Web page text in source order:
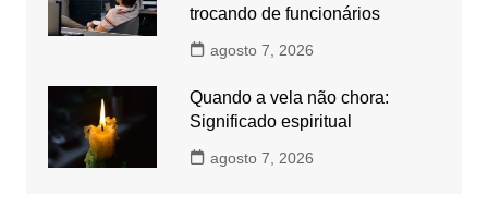
trocando de funcionários
agosto 7, 2026
Quando a vela não chora:
Significado espiritual
agosto 7, 2026